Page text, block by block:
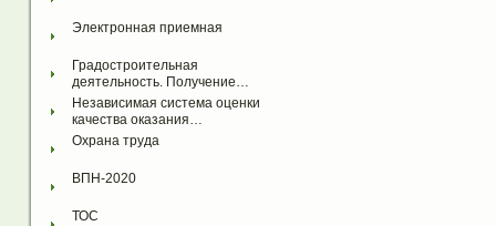
Электронная приемная
Градостроительная
деятельность. Получение…
Независимая система оценки
качества оказания…
Охрана труда
ВПН-2020
ТОС